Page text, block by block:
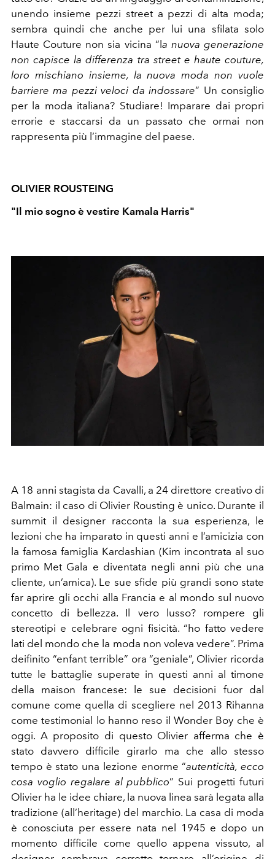
unendo insieme pezzi street a pezzi di alta moda;
sembra quindi che anche per lui una sfilata solo
Haute Couture non sia vicina “la nuova generazione
non capisce la differenza tra street e haute couture,
loro mischiano insieme, la nuova moda non vuole
barriere ma pezzi veloci da indossare” Un consiglio
per la moda italiana? Studiare! Imparare dai propri
errorie e staccarsi da un passato che ormai non
rappresenta più l’immagine del paese.
OLIVIER ROUSTEING
"Il mio sogno è vestire Kamala Harris"
A 18 anni stagista da Cavalli, a 24 direttore creativo di
Balmain: il caso di Olivier Rousting è unico. Durante il
summit il designer racconta la sua esperienza, le
lezioni che ha imparato in questi anni e l’amicizia con
la famosa famiglia Kardashian (Kim incontrata al suo
primo Met Gala e diventata negli anni più che una
cliente, un’amica). Le sue sfide più grandi sono state
far aprire gli occhi alla Francia e al mondo sul nuovo
concetto di bellezza. Il vero lusso? rompere gli
stereotipi e celebrare ogni fisicità. “ho fatto vedere
lati del mondo che la moda non voleva vedere”. Prima
deifinito “enfant terrible” ora “geniale”, Olivier ricorda
tutte le battaglie superate in questi anni al timone
della maison francese: le sue decisioni fuor dal
comune come quella di scegliere nel 2013 Rihanna
come testimonial lo hanno reso il Wonder Boy che è
oggi. A proposito di questo Olivier afferma che è
stato davvero difficile girarlo ma che allo stesso
tempo è stato una lezione enorme “autenticità, ecco
cosa voglio regalare al pubblico” Sui progetti futuri
Olivier ha le idee chiare, la nuova linea sarà legata alla
tradizione (all’heritage) del marchio. La casa di moda
è conosciuta per essere nata nel 1945 e dopo un
momento difficile come quello appena vissuto, al